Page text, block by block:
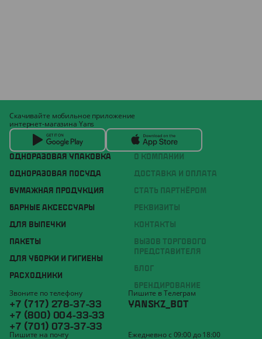
ОДНОРАЗОВАЯ УПАКОВКА
ОДНОРАЗОВАЯ ПОСУДА
БУМАЖНАЯ ПРОДУКЦИЯ
БАРНЫЕ АКСЕССУАРЫ
ДЛЯ ВЫПЕЧКИ
ПАКЕТЫ
ДЛЯ УБОРКИ И ГИГИЕНЫ
РАСХОДНИКИ
О КОМПАНИИ
ДОСТАВКА И ОПЛАТА
СТАТЬ ПАРТНЁРОМ
РЕКВИЗИТЫ
КОНТАКТЫ
ВЫЗОВ ТОРГОВОГО
ПРЕДСТАВИТЕЛЯ
БЛОГ
БРЕНДИРОВАНИЕ
Скачивайте мобильное приложение
интернет-магазина Yans
Звоните по телефону
+7 (717) 278-37-33
+7 (800) 004-33-33
+7 (701) 073-37-33
Пишите в Телеграм
YANSKZ_BOT
Пишите на почту Ежедневно с 09:00 до 18:00